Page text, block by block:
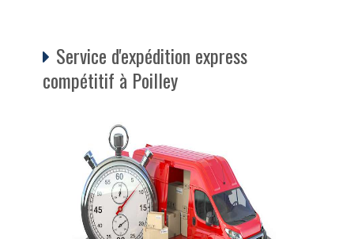
Service d'expédition express
compétitif à Poilley